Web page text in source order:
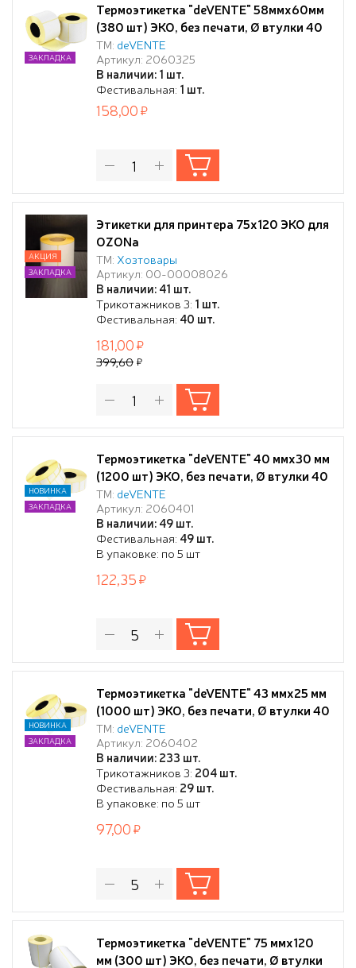
Термоэтикетка "deVENTE" 58ммx60мм
(380 шт) ЭКО, без печати, Ø втулки 40
мм
ТМ: deVENTE
Артикул: 2060325
В наличии: 1 шт.
Фестивальная: 1 шт.
ЗАКЛАДКА
158,00
Этикетки для принтера 75х120 ЭКО для
OZONa
ТМ: Хозтовары
Артикул: 00-00008026
В наличии: 41 шт.
Трикотажников 3: 1 шт.
Фестивальная: 40 шт.
АКЦИЯ
ЗАКЛАДКА
181,00
399,60
Термоэтикетка "deVENTE" 40 ммx30 мм
(1200 шт) ЭКО, без печати, Ø втулки 40
мм
ТМ: deVENTE
Артикул: 2060401
В наличии: 49 шт.
Фестивальная: 49 шт.
В упаковке: по 5 шт
НОВИНКА
ЗАКЛАДКА
122,35
Термоэтикетка "deVENTE" 43 ммx25 мм
(1000 шт) ЭКО, без печати, Ø втулки 40
мм
ТМ: deVENTE
Артикул: 2060402
В наличии: 233 шт.
Трикотажников 3: 204 шт.
Фестивальная: 29 шт.
В упаковке: по 5 шт
НОВИНКА
ЗАКЛАДКА
97,00
Термоэтикетка "deVENTE" 75 ммx120
мм (300 шт) ЭКО, без печати, Ø втулки